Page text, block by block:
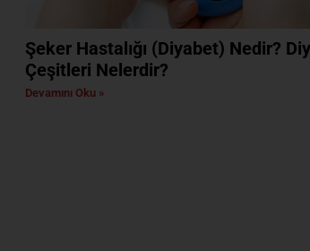
Şeker Hastalığı (Diyabet) Nedir?
Çeşitleri Nelerdir?
Devamını Oku »